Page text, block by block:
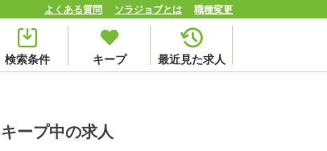
よくある質問 ソラジョブとは 職種変更
検索条件 キープ 最近見た求人
キープ中の求人